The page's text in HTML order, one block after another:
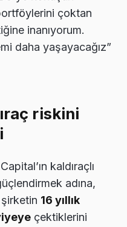
çoktan
inanıyorum.
daha yaşayacağız”
riskini
kaldıraçlı
adına,
şirketin 16 yıllık
çektiklerini